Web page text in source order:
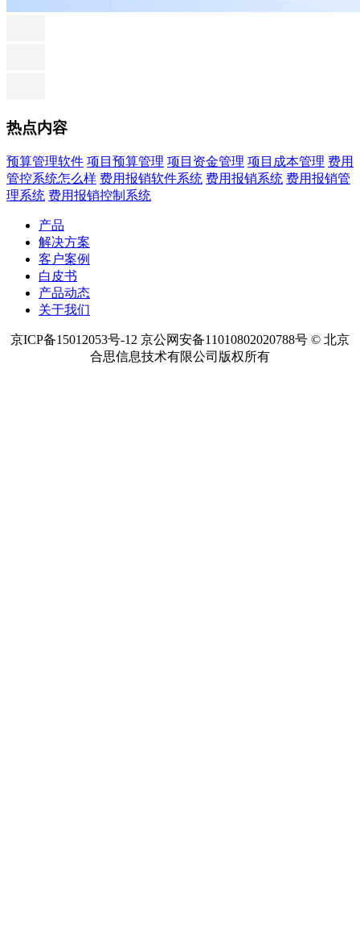
热点内容
预算管理软件 项目预算管理 项目资金管理 项目成本管理 费用
管控系统怎么样 费用报销软件系统 费用报销系统 费用报销管
理系统 费用报销控制系统
产品
解决方案
客户案例
白皮书
产品动态
关于我们
京ICP备15012053号-12 京公网安备11010802020788号 © 北京
合思信息技术有限公司版权所有